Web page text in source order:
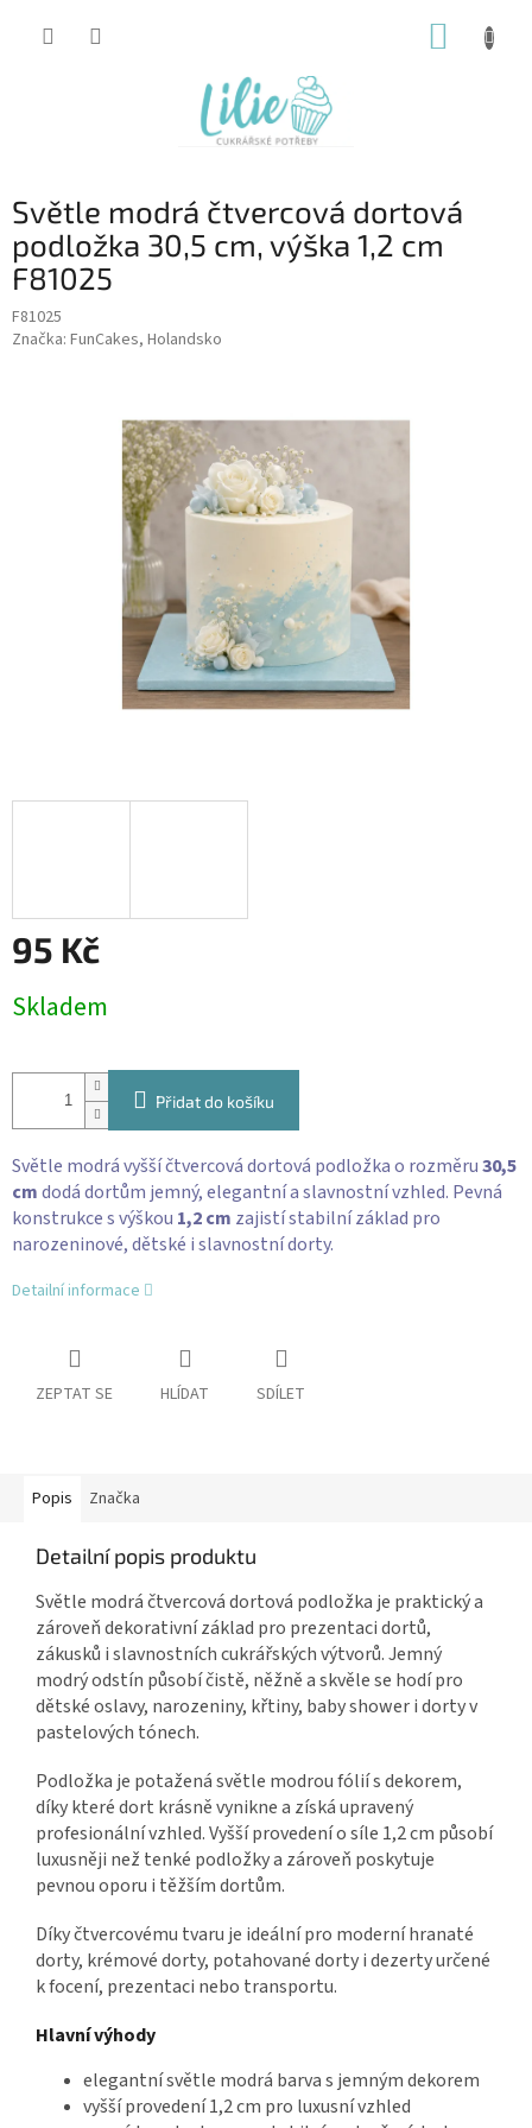
Světle modrá čtvercová dortová
podložka 30,5 cm, výška 1,2 cm
F81025
F81025
Značka: FunCakes, Holandsko
95 Kč
cena:
Skladem
Přidat do košíku
Světle modrá vyšší čtvercová dortová podložka o rozměru30,5
cmdodá dortům jemný, elegantní a slavnostní vzhled. Pevná
konstrukce s výškou 1,2 cm zajistí stabilní základ pro
narozeninové, dětské i slavnostní dorty.
Detailní informace
ZEPTAT SE HLÍDAT SDÍLET
Popis Značka
Detailní popis produktu
Světle modrá čtvercová dortová podložka je praktický a
zároveň dekorativní základ pro prezentaci dortů,
zákusků i slavnostních cukrářských výtvorů. Jemný
modrý odstín působí čistě, něžně a skvěle se hodí pro
dětské oslavy, narozeniny, křtiny, baby shower i dorty v
pastelových tónech.
Podložka je potažená světle modrou fólií s dekorem,
díky které dort krásně vynikne a získá upravený
profesionální vzhled. Vyšší provedení o síle 1,2 cm působí
luxusněji než tenké podložky a zároveň poskytuje
pevnou oporu i těžším dortům.
Díky čtvercovému tvaru je ideální pro moderní hranaté
dorty, krémové dorty, potahované dorty i dezerty určené
k focení, prezentaci nebo transportu.
Hlavní výhody
elegantní světle modrá barva s jemným dekorem
vyšší provedení 1,2 cm pro luxusní vzhled